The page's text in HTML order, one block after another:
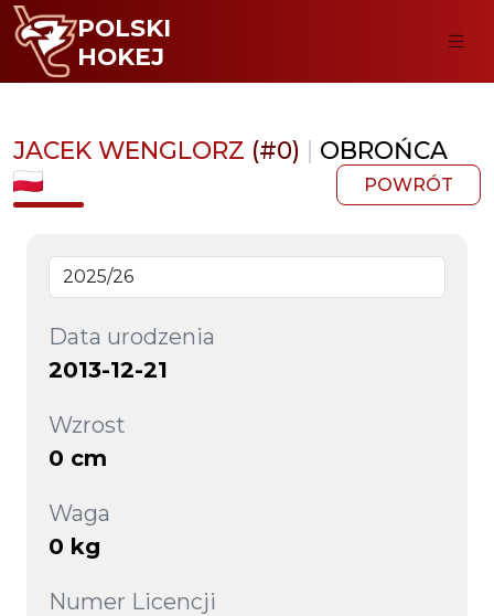
POLSKI
HOKEJ
JACEK WENGLORZ (#0) | OBROŃCA
POWRÓT
Data urodzenia
2013-12-21
Wzrost
0 cm
Waga
0 kg
Numer Licencji